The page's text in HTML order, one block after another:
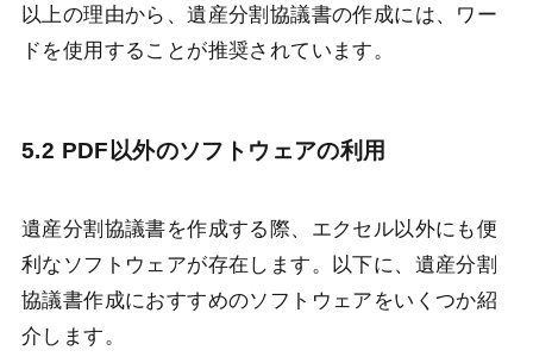
以上の理由から、遺産分割協議書の作成には、ワー
ドを使用することが推奨されています。
5.2 PDF以外のソフトウェアの利用
遺産分割協議書を作成する際、エクセル以外にも便
利なソフトウェアが存在します。以下に、遺産分割
協議書作成におすすめのソフトウェアをいくつか紹
介します。